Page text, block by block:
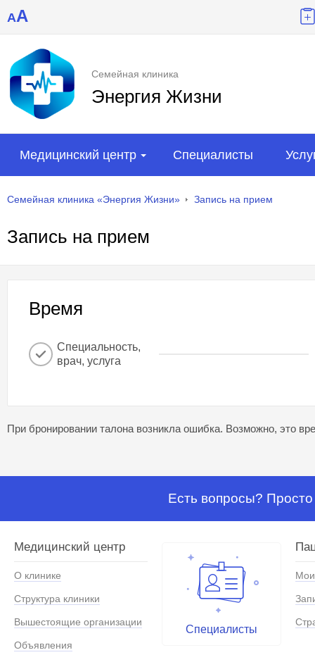
AA
Семейная клиника
Энергия Жизни
Медицинский центр Специалисты
Семейная клиника «Энергия Жизни» Запись на прием
Запись на прием
Время
Специальность,
врач, услуга
При бронировании талона возникла ошибка. Возможно, это
Есть вопросы?
Медицинский центр
О клинике
Структура клиники
Вышестоящие организации
Объявления
Специалисты